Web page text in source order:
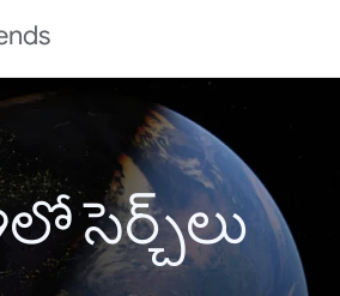
సెర్చ్‌లు